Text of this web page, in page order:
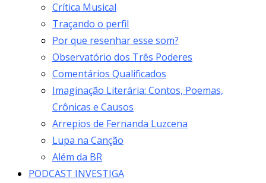
Crítica Musical
Traçando o perfil
Por que resenhar esse som?
Observatório dos Três Poderes
Comentários Qualificados
Imaginação Literária: Contos, Poemas,
Crônicas e Causos
Arrepios de Fernanda Luzcena
Lupa na Canção
Além da BR
PODCAST INVESTIGA